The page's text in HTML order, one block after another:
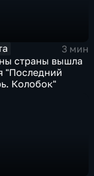
3 мин
страны вышла
"Последний
Колобок"